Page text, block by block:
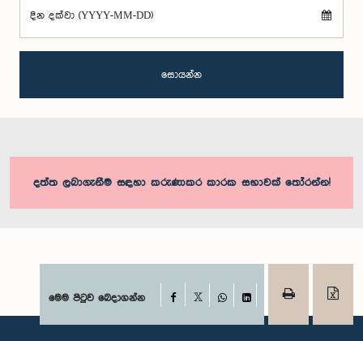
දින දක්වා (YYYY-MM-DD)
සොයන්න
දත්ත ලබාගැනීම සඳහා කරුණාකර කාරක සභාවක් තෝරන්න!
මෙම පිටුව බෙදාගන්න Facebook
WhatsAppLinkedIn